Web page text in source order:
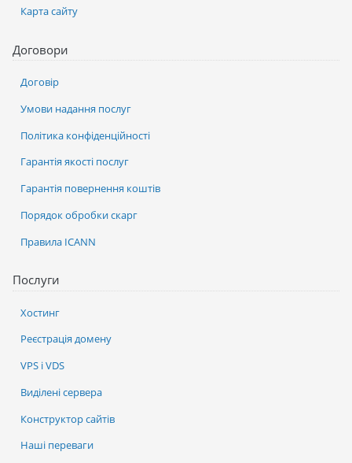
Послуги
Хостинг
Реєстрація домену
VPS і VDS
Виділені сервера
Конструктор сайтів
Наші переваги
Карта сайту
Договори
Договір
Умови надання послуг
Політика конфіденційності
Гарантія якості послуг
Гарантія повернення коштів
Порядок обробки скарг
Правила ICANN